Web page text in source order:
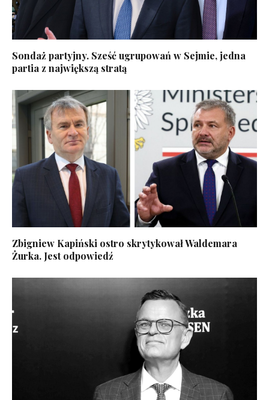
Sondaż partyjny. Sześć ugrupowań w Sejmie, jedna
partia z największą stratą
Zbigniew Kapiński ostro skrytykował Waldemara
Żurka. Jest odpowiedź